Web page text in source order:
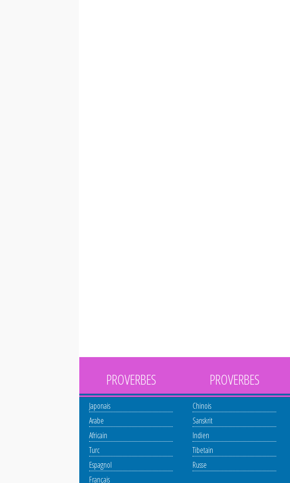
PROVERBES
Japonais
Arabe
Africain
Turc
Espagnol
Français
PROVERBES
Chinois
Sanskrit
Indien
Tibetain
Russe